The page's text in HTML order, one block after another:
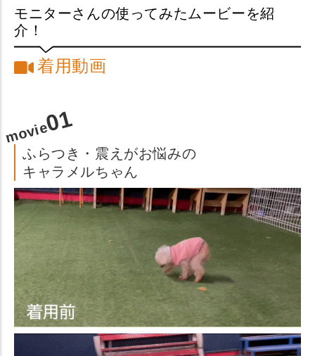
モニターさんの使ってみたムービーを紹
介！
着用動画
movie01
ふらつき・震えがお悩みの
キャラメルちゃん